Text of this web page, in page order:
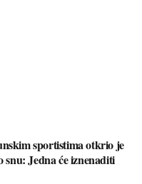
sportistima otkrio je
snu: Jedna će iznenaditi